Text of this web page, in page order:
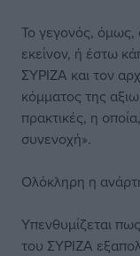
Το γεγονός, όμως,
εκείνον, ή έστω
ΣΥΡΙΖΑ και τον
κόμματος της
πρακτικές, η
συνενοχή».
Ολόκληρη η
Υπενθυμίζεται
του ΣΥΡΙΖΑ